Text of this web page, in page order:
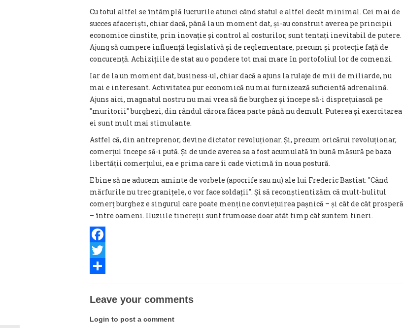
Cu totul altfel se întâmplă lucrurile atunci când statul e altfel decât minimal. Cei mai de
succes afaceriști, chiar dacă, până la un moment dat, și-au construit averea pe principii
economice cinstite, prin inovație și control al costurilor, sunt tentați inevitabil de putere.
Ajung să cumpere influență legislativă și de reglementare, precum și protecție față de
concurență. Achizițiile de stat au o pondere tot mai mare în portofoliul lor de comenzi.
Iar de la un moment dat, business-ul, chiar dacă a ajuns la rulaje de mii de miliarde, nu
mai e interesant. Activitatea pur economică nu mai furnizează suficientă adrenalină.
Ajuns aici, magnatul nostru nu mai vrea să fie burghez și începe să-i disprețuiască pe
″muritorii″ burghezi, din rândul cărora făcea parte până nu demult. Puterea și exercitarea
ei sunt mult mai stimulante.
Astfel că, din antreprenor, devine dictator revoluționar. Și, precum oricărui revoluționar,
comerțul începe să-i pută. Și de unde averea sa a fost acumulată în bună măsură pe baza
libertății comerțului, ea e prima care îi cade victimă în noua postură.
E bine să ne aducem aminte de vorbele (apocrife sau nu) ale lui Frederic Bastiat: ″Când
mărfurile nu trec granițele, o vor face soldații″. Și să reconștientizăm că mult-hulitul
comerț burghez e singurul care poate menține conviețuirea pașnică – și cât de cât prosperă
– între oameni. Iluziile tinereții sunt frumoase doar atât timp cât suntem tineri.
Facebook
Twitter
Leave your comments
Login to post a comment